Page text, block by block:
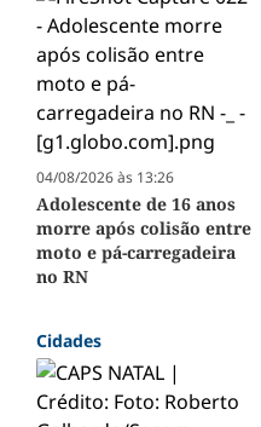
04/08/2026 às 13:26
Adolescente de 16 anos
morre após colisão entre
moto e pá-carregadeira
no RN
Cidades